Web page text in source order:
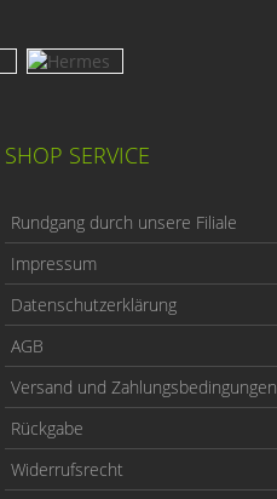
SHOP SERVICE
Rundgang durch unsere Filiale
Impressum
Datenschutzerklärung
AGB
Versand und Zahlungsbedingungen
Rückgabe
Widerrufsrecht